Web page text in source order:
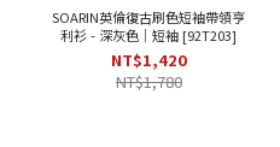
SOARIN英倫復古刷色短袖帶領亨
利衫 - 深灰色｜短袖 [92T203]
NT$1,420
NT$1,780